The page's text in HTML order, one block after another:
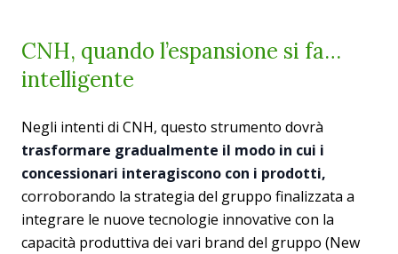
CNH, quando l’espansione si fa…
intelligente
Negli intenti di CNH, questo strumento dovrà
trasformare gradualmente il modo in cui i
concessionari interagiscono con i prodotti,
corroborando la strategia del gruppo finalizzata a
integrare le nuove tecnologie innovative con la
capacità produttiva dei vari brand del gruppo (New